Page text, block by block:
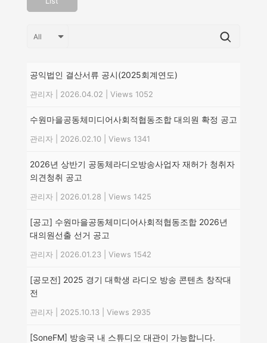
공익법인 결산서류 공시(2025회계연도)
관리자 2026.04.02 Views 1052
수원마을공동체미디어사회적협동조합 대의원 확정 공고
관리자 2026.02.10 Views 1341
2026년 상반기 공동체라디오방송사업자 재허가 청취자
의견청취 공고
관리자 2026.01.28 Views 1425
[공고] 수원마을공동체미디어사회적협동조합 2026년
대의원선출 선거 공고
관리자 2026.01.23 Views 1542
[공모전] 2025 경기 대학생 라디오 방송 콘텐츠 창작대
전
관리자 2025.10.13 Views 2935
[SoneFM] 방송국 내 스튜디오 대관이 가능합니다.